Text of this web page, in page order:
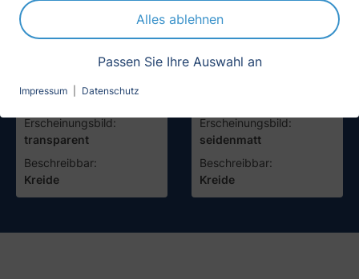
ab 30,07 € / m²
Erscheinungsbild:
transparent
Beschreibbar:
Kreide
Erscheinungsbild:
seidenmatt
Beschreibbar:
Kreide
Alles ablehnen
Passen Sie Ihre Auswahl an
Impressum Datenschutz